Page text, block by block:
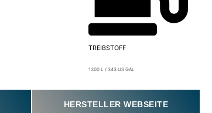
TREIBSTOFF
1300 L / 343 US GAL
HERSTELLER WEBSEITE